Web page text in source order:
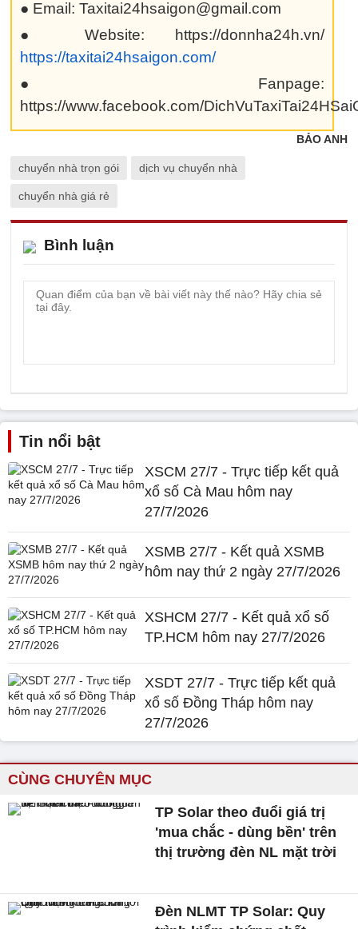
● Email: Taxitai24hsaigon@gmail.com
● Website: https://donnha24h.vn/
https://taxitai24hsaigon.com/
● Fanpage:
https://www.facebook.com/
BẢO ANH
chuyển nhà trọn gói dịch vụ chuyển nhà
chuyển nhà giá rẻ
Bình luận
Tin nổi bật
XSCM 27/7 - Trực tiếp kết quả
xổ số Cà Mau hôm nay
27/7/2026
XSMB 27/7 - Kết quả XSMB
hôm nay thứ 2 ngày 27/7/2026
XSHCM 27/7 - Kết quả xổ số
TP.HCM hôm nay 27/7/2026
XSDT 27/7 - Trực tiếp kết quả
xổ số Đồng Tháp hôm nay
27/7/2026
CÙNG CHUYÊN MỤC
TP Solar theo đuổi giá trị
'mua chắc - dùng bền' trên
thị trường đèn NL mặt trời
Đèn NLMT TP Solar: Quy